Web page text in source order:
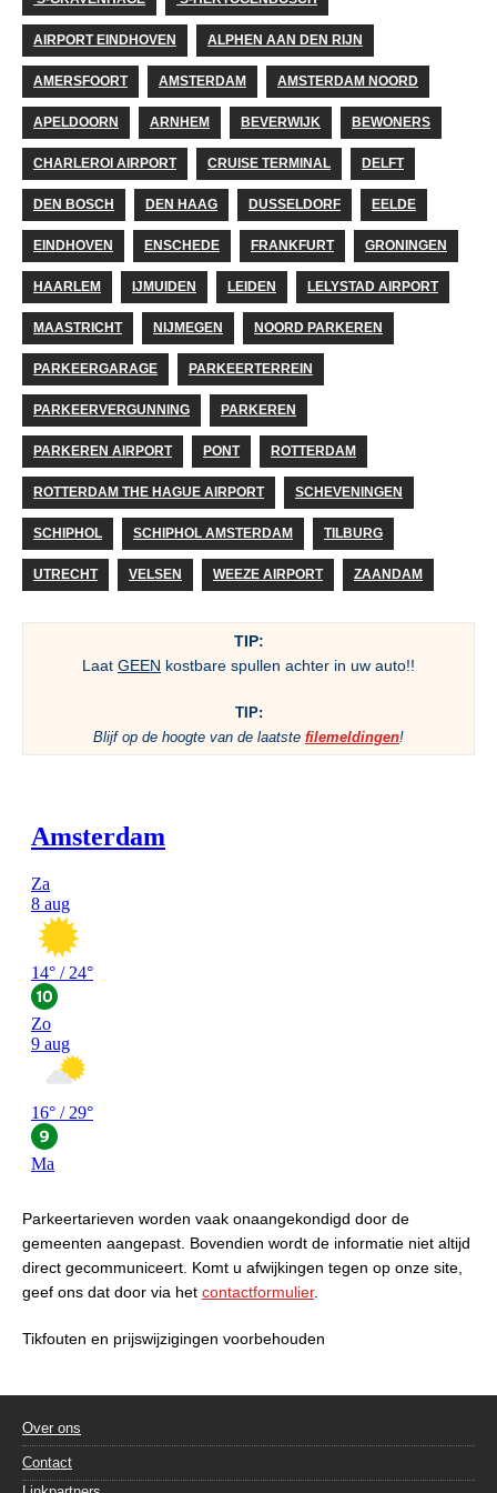
AIRPORT EINDHOVEN ALPHEN AAN DEN RIJN
AMERSFOORT AMSTERDAM AMSTERDAM NOORD
APELDOORN ARNHEM BEVERWIJK BEWONERS
CHARLEROI AIRPORT CRUISE TERMINAL DELFT
DEN BOSCH DEN HAAG DUSSELDORF EELDE
EINDHOVEN ENSCHEDE FRANKFURT GRONINGEN
HAARLEM IJMUIDEN LEIDEN LELYSTAD AIRPORT
MAASTRICHT NIJMEGEN NOORD PARKEREN
PARKEERGARAGE PARKEERTERREIN
PARKEERVERGUNNING PARKEREN
PARKEREN AIRPORT PONT ROTTERDAM
ROTTERDAM THE HAGUE AIRPORT SCHEVENINGEN
SCHIPHOL SCHIPHOL AMSTERDAM TILBURG
UTRECHT VELSEN WEEZE AIRPORT ZAANDAM
TIP:
Laat GEEN kostbare spullen achter in uw auto!!
TIP:
Blijf op de hoogte van de laatste filemeldingen!
Parkeertarieven worden vaak onaangekondigd door de
gemeenten aangepast. Bovendien wordt de informatie niet altijd
direct gecommuniceert. Komt u afwijkingen tegen op onze site,
geef ons dat door via het contactformulier.
Tikfouten en prijswijzigingen voorbehouden
Over ons
Contact